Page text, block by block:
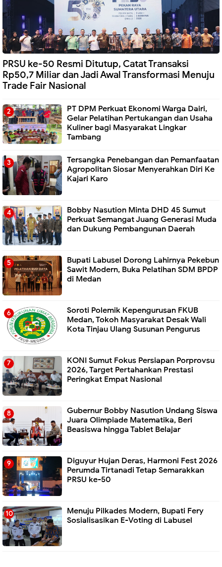
PRSU ke-50 Resmi Ditutup, Catat Transaksi
Rp50,7 Miliar dan Jadi Awal Transformasi Menuju
Trade Fair Nasional
PT DPM Perkuat Ekonomi Warga Dairi,
Gelar Pelatihan Pertukangan dan Usaha
Kuliner bagi Masyarakat Lingkar
Tambang
Tersangka Penebangan dan Pemanfaatan
Agropolitan Siosar Menyerahkan Diri Ke
Kajari Karo
Bobby Nasution Minta DHD 45 Sumut
Perkuat Semangat Juang Generasi Muda
dan Dukung Pembangunan Daerah
Bupati Labusel Dorong Lahirnya Pekebun
Sawit Modern, Buka Pelatihan SDM BPDP
di Medan
Soroti Polemik Kepengurusan FKUB
Medan, Tokoh Masyarakat Desak Wali
Kota Tinjau Ulang Susunan Pengurus
KONI Sumut Fokus Persiapan Porprovsu
2026, Target Pertahankan Prestasi
Peringkat Empat Nasional
Gubernur Bobby Nasution Undang Siswa
Juara Olimpiade Matematika, Beri
Beasiswa hingga Tablet Belajar
Diguyur Hujan Deras, Harmoni Fest 2026
Perumda Tirtanadi Tetap Semarakkan
PRSU ke-50
Menuju Pilkades Modern, Bupati Fery
Sosialisasikan E-Voting di Labusel